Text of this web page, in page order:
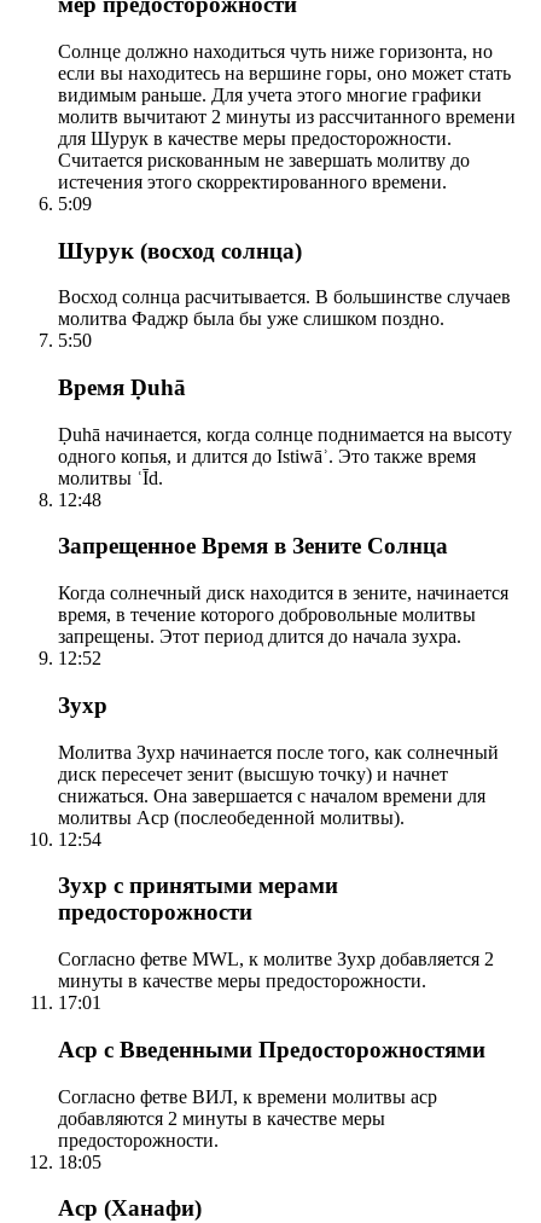
Солнце должно находиться чуть ниже горизонта, но
если вы находитесь на вершине горы, оно может стать
видимым раньше. Для учета этого многие графики
молитв вычитают 2 минуты из рассчитанного времени
для Шурук в качестве меры предосторожности.
Считается рискованным не завершать молитву до
истечения этого скорректированного времени.
5:09
Шурук (восход солнца)
Восход солнца расчитывается. В большинстве случаев
молитва Фаджр была бы уже слишком поздно.
5:50
Время Ḍuhā
Ḍuhā начинается, когда солнце поднимается на высоту
одного копья, и длится до Istiwāʾ. Это также время
молитвы ʿĪd.
12:48
Запрещенное Время в Зените Солнца
Когда солнечный диск находится в зените, начинается
время, в течение которого добровольные молитвы
запрещены. Этот период длится до начала зухра.
12:52
Зухр
Молитва Зухр начинается после того, как солнечный
диск пересечет зенит (высшую точку) и начнет
снижаться. Она завершается с началом времени для
молитвы Аср (послеобеденной молитвы).
12:54
Зухр с принятыми мерами
предосторожности
Согласно фетве MWL, к молитве Зухр добавляется 2
минуты в качестве меры предосторожности.
17:01
Аср с Введенными Предосторожностями
Согласно фетве ВИЛ, к времени молитвы аср
добавляются 2 минуты в качестве меры
предосторожности.
18:05
Аср (Ханафи)